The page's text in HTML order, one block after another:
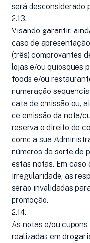
será desconsiderado
2.13.
Visando garantir,
caso de
(três) comprovantes
lojas e/ou quiosques
foods e/ou
numeração
data de emissão ou,
de emissão da nota/
reserva o direito de
como a sua
números da sorte de
estas notas. Em caso
irregularidade, as
serão invalidadas
promoção.
2.14.
As notas e/ou
realizadas em